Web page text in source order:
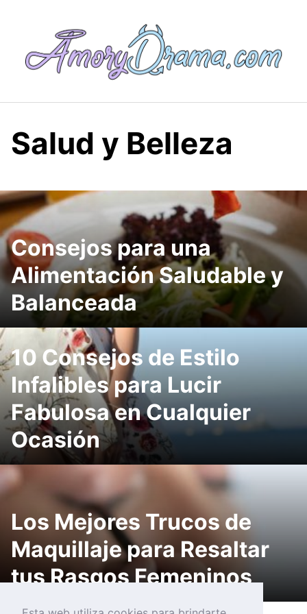
Salud y Belleza
Consejos para una
Alimentación Saludable y
Balanceada
10 Consejos de Estilo
Infalibles para Lucir
Fabulosa en Cualquier
Ocasión
Los Mejores Trucos de
Maquillaje para Resaltar
tus Rasgos Femeninos